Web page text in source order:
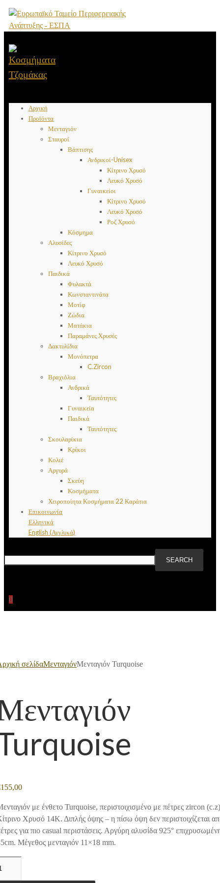
Αρχική
Προϊόντα
Μενταγιόν
Σταυροί
Βάπτισης
Ανδρικοί-Unisex
Κίτρινο Χρυσό
Λευκό Χρυσό
Γυναικείοι
Κίτρινο Χρυσό
Λευκό Χρυσό
Ροζ Χρυσό
Κόσμημα
Αλυσίδες
Κίτρινο Χρυσό
Λευκό Χρυσό
Παιδικά
Φυλακτά
Κωνσταντινάτα
Μοτίφ
Ζώδια
Ματάκια
Παραμάνες Χρυσές
Δακτυλίδια
Μονόπετρα
C.Zircon
Βραχιόλια
Ανδρικά
Ταυτότητες
Γυναικεία
Παιδικά
Ταυτότητες
Σκουλαρίκια
Κρίκοι
Κολιέ
Αργυρά
Σκεύη
Κοσμήματα
Χειροποίητα Κοσμήματα 22 Καράτια
Επικοινωνία
Ελληνικά
English (Αγγλικά)
0
σελίδαΜενταγιόνΜενταγιόν Turquoise
155,00
με ένθετο Turquoise, περιστοιχισμένο με πέτρες zircon
Χρυσό 14Κ. Διπλής όψης – η πίσω όψη δεν περιστοιχίζεται
για πιο casual περιστάσεις. Αργύρη αλυσίδα 925°
Μέγεθος μενταγιόν 11×18 mm.